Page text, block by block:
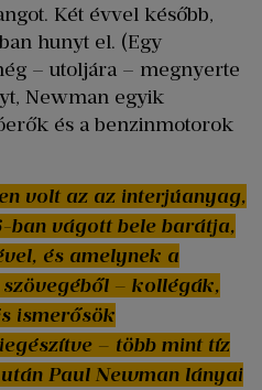
Két évvel később,
hunyt el. (Egy
– utoljára – megnyerte
Newman egyik
és a benzinmotorok
volt az az interjúanyag,
ban vágott bele barátja,
és amelynek a
– kollégák,
ismerősök
– több mint tíz
Paul Newman lányai